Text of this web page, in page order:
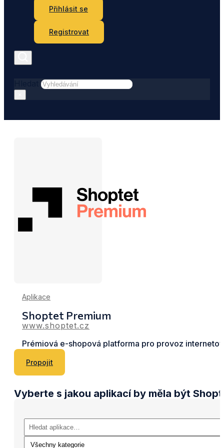
Přihlásit se
Registrovat
Aplikace
Shoptet Premium
www.shoptet.cz
Prémiová e-shopová platforma pro provoz
Propojit
Vyberte s jakou aplikací by měla být